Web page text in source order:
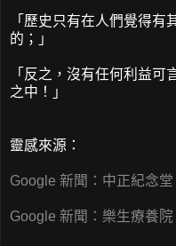
「歷史只有在人們覺得
的；」
「反之，沒有任何利益
之中！」
靈感來源：
Google 新聞：中正紀念堂
Google 新聞：樂生療養院